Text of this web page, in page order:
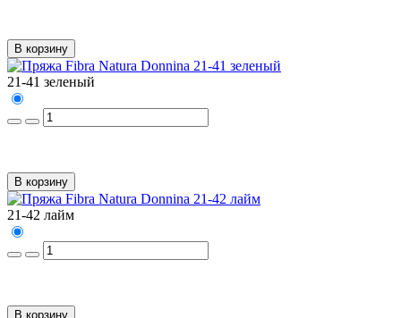
В корзину
21-41 зеленый
В корзину
21-42 лайм
В корзину